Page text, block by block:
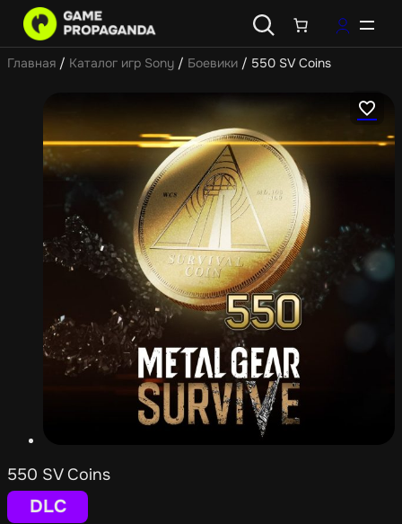
Главная / Каталог игр Sony / Боевики / 550 SV Coins
550 SV Coins
DLC